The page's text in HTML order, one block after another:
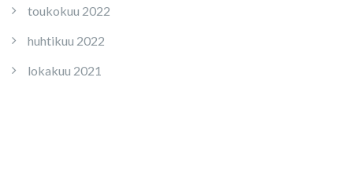
toukokuu 2022
huhtikuu 2022
lokakuu 2021